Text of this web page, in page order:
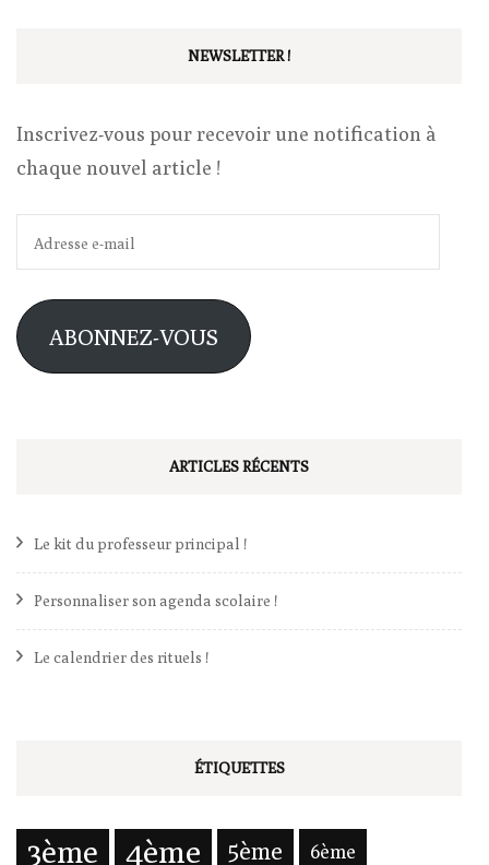
NEWSLETTER !
Inscrivez-vous pour recevoir une notification à
chaque nouvel article !
e-
mail
ABONNEZ-VOUS
ARTICLES RÉCENTS
Le kit du professeur principal !
Personnaliser son agenda scolaire !
Le calendrier des rituels !
ÉTIQUETTES
3ème 4ème 5ème 6ème